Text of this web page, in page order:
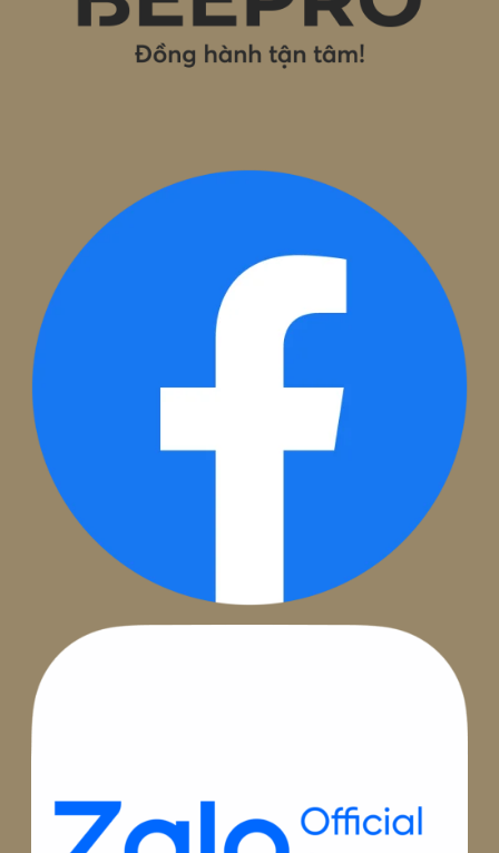
BEE PRO là một thành viên của ADSPLUS.VN
Hà Nội: Tầng 12A, Toà nhà Việt Tower, số 1 Thái Hà,
Trung Liệt, Quận Đống Đa
Văn phòng
42 Ngõ 178, Thái Hà, Phường Đống Đa, TP. Hà Nội
Tầng 8, Tòa nhà Việt - Úc, 402 Nguyễn Thị
Khai, Phường 5, Quận 3.
Đà Nẵng:
Tầng 3, 75-77 đường 3 tháng 2, Phường Thuận
Phước, Quận Hải Châu, Thành phố Đà Nẵng, Việt Nam
Hải Phòng:
Số 8, Lô 28A Đường Lê
Phong, Phường Gia Viên, TP. Hải Phòng
Email:hotro@beepro.vn
Hotline: